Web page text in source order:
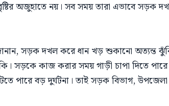
অজুহাতে নয়। সব সময় তারা এভাবে সড়ক
সড়ক দখল করে ধান খড় শুকানো অত্যন্ত
সড়কে কাজ করার সময় গাড়ী চাপা দিতে
পারে বড় দুর্ঘটনা। তাই সড়ক বিভাগ,